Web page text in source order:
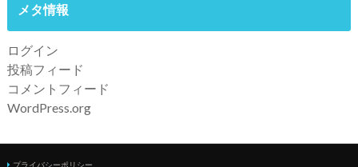
メタ情報
ログイン
投稿フィード
コメントフィード
WordPress.org
プライバシーポリシー